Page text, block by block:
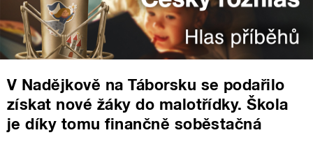
V Nadějkově na Táborsku se podařilo
získat nové žáky do malotřídky. Škola
je díky tomu finančně soběstačná